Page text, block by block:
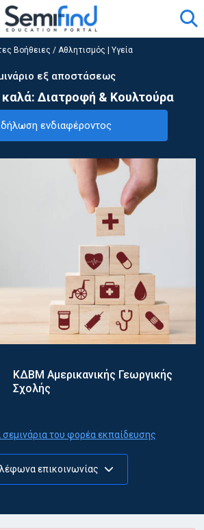
Βοήθειες / Αθλητισμός Υγεία
εξ αποστάσεως
καλά: Διατροφή & Κουλτούρα
ενδιαφέροντος
ΚΔΒΜ Αμερικανικής Γεωργικής
Σχολής
σεμινάρια του φορέα εκπαίδευσης
επικοινωνίας